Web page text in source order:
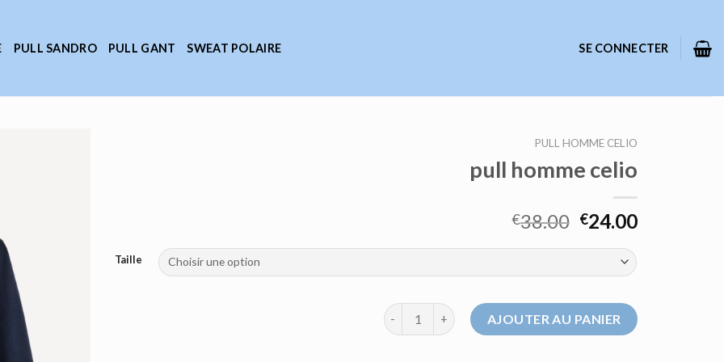
PULL SANDRO PULL GANT SWEAT POLAIRE SE CONNECTER
PULL HOMME CELIO
pull homme celio
€38.00 €24.00
Taille
quantité de pull homme celioAJOUTER AU PANIER